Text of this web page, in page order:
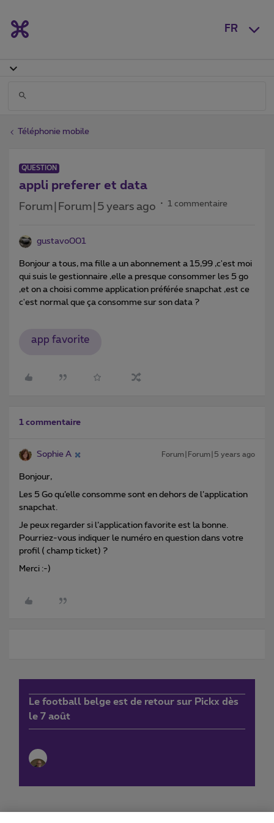
FR
Téléphonie mobile
QUESTION
appli preferer et data
Forum|Forum|5 years ago 1 commentaire
gustavo001
Bonjour a tous, ma fille a un abonnement a 15,99 ,c'est moi
qui suis le gestionnaire ,elle a presque consommer les 5 go
,et on a choisi comme application préférée snapchat ,est ce
c'est normal que ça consomme sur son data ?
app favorite
1 commentaire
Sophie A Forum|Forum|5 years ago
Bonjour,
Les 5 Go qu’elle consomme sont en dehors de l’application
snapchat.
Je peux regarder si l’application favorite est la bonne.
Pourriez-vous indiquer le numéro en question dans votre
profil ( champ ticket) ?
Merci :-)
Le football belge est de retour sur Pickx dès
le 7 août